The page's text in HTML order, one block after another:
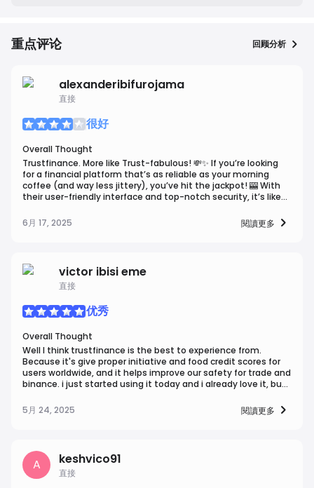
重点评论 回顾分析
alexanderibifurojama
直接
很好
Overall Thought
Trustfinance. More like Trust-fabulous! 💸✨ If you’re looking
for a financial platform that’s as reliable as your morning
coffee (and way less jittery), you’ve hit the jackpot! 🎰 With
their user-friendly interface and top-notch security, it’s like
you’ve got peace of mind🦸‍♂️💼 🚀💰
6月 17, 2025 閱讀更多
victor ibisi eme
直接
优秀
Overall Thought
Well I think trustfinance is the best to experience from.
Because it's give proper initiative and food credit scores for
users worldwide, and it helps improve our safety for trade and
binance. i just started using it today and i already love it, but i
withdrawal or earning, but so far so good, i will say it is the
best.
5月 24, 2025 閱讀更多
A keshvico91
直接